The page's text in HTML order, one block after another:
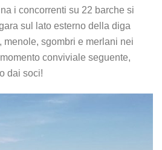
i concorrenti su 22 barche si
sul lato esterno della diga
menole, sgombri e merlani nei
conviviale seguente,
dai soci!